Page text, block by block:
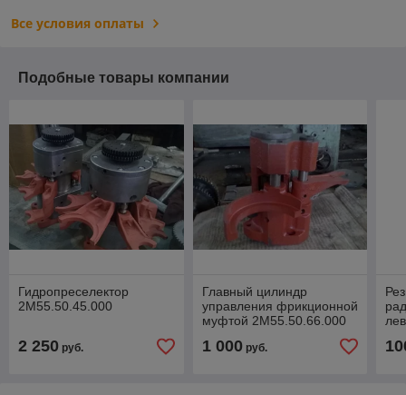
Все условия оплаты
Подобные товары компании
Гидропреселектор
2М55.50.45.000
2 250 руб.
Главный цилиндр
управления фрикционной
муфтой 2М55.50.66.000
1 000руб.